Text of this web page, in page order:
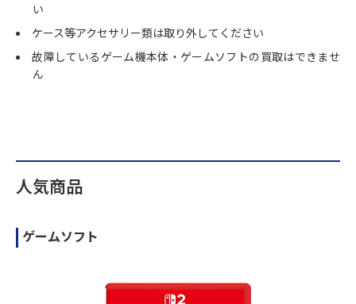
い
ケース等アクセサリー類は取り外してください
故障しているゲーム機本体・ゲームソフトの買取はできませ
ん
人気商品
ゲームソフト